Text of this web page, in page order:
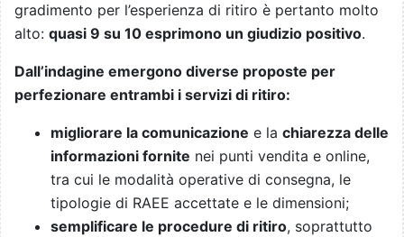
gradimento per l’esperienza di ritiro è pertanto molto
alto: quasi 9 su 10 esprimono un giudizio positivo.
Dall’indagine emergono diverse proposte per
perfezionare entrambi i servizi di ritiro:
migliorare la comunicazione e la chiarezza delle
informazioni fornite nei punti vendita e online,
tra cui le modalità operative di consegna, le
tipologie di RAEE accettate e le dimensioni;
semplificare le procedure di ritiro, soprattutto